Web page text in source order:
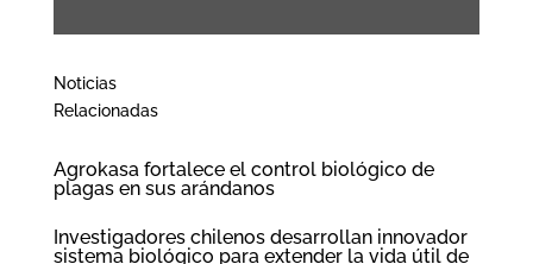
Noticias
Relacionadas
Agrokasa fortalece el control biológico de
plagas en sus arándanos
Investigadores chilenos desarrollan innovador
sistema biológico para extender la vida útil de